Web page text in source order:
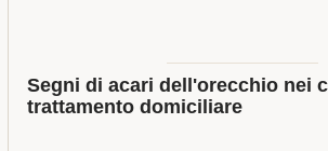
Segni di acari dell'orecchio nei
trattamento domiciliare